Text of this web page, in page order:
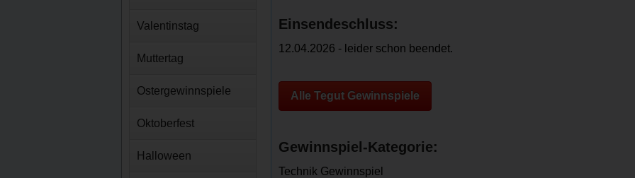
Einsendeschluss:
12.04.2026 - leider schon beendet.
Alle Tegut Gewinnspiele
Gewinnspiel-Kategorie:
Technik Gewinnspiel
Valentinstag
Muttertag
Ostergewinnspiele
Oktoberfest
Halloween